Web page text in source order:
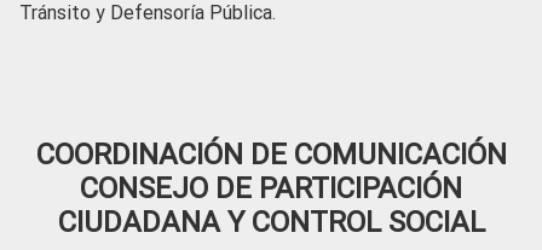
Tránsito y Defensoría Pública.
COORDINACIÓN DE COMUNICACIÓN
CONSEJO DE PARTICIPACIÓN
CIUDADANA Y CONTROL SOCIAL